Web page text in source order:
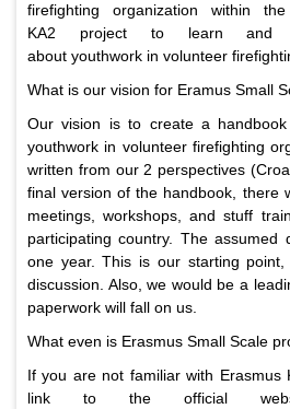
firefighting organization within
KA2 project to learn and
about youthwork in volunteer
What is our vision for Eramus Small
Our vision is to create a
youthwork in volunteer firefighting
written from our 2 perspectives
final version of the handbook, there
meetings, workshops, and stuff
participating country. The
one year. This is our starting
discussion. Also, we would be a
paperwork will fall on us.
What even is Erasmus Small Scale
If you are not familiar with Erasmus
link to the official